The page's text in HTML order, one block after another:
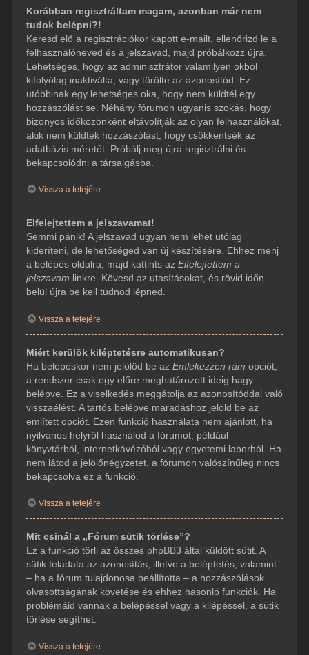
Korábban regisztráltam magam, azonban már nem
tudok belépni?!
Keresd elő a regisztrációkor kapott e-mailt, ellenőrizd le a
felhasználóneved és a jelszavad, majd próbálkozz újra.
Lehetséges, hogy az adminisztrátor valamilyen okból
kifolyólag inaktiválta, vagy törölte az azonosítód. Ez
utóbbinak egy lehetséges oka, hogy nem küldtél egy
hozzászólást se. Néhány fórumon ugyanis szokás, hogy
bizonyos időközönként eltávolítják az olyan felhasználókat,
akik nem küldtek hozzászólást, hogy csökkentsék az
adatbázis méretét. Próbálj meg újra regisztrálni és
bekapcsolódni a társalgásba.
Vissza a tetejére
Elfelejtettem a jelszavamat!
Semmi pánik! A jelszavad ugyan nem lehet utólag
kideríteni, de lehetőséged van új készítésére. Ehhez menj
a belépés oldalra, majd kattints az Elfelejtettem a
jelszavam linkre. Kövesd az utasításokat, és rövid időn
belül újra be kell tudnod lépned.
Vissza a tetejére
Miért kerülök kiléptetésre automatikusan?
Ha belépéskor nem jelölöd be az Emlékezzen rám opciót,
a rendszer csak egy előre meghatározott ideig hagy
belépve. Ez a viselkedés meggátolja az azonosítóddal való
visszaélést. A tartós belépve maradáshoz jelöld be az
említett opciót. Ezen funkció használata nem ajánlott, ha
nyilvános helyről használod a fórumot, például
könyvtárból, internetkávézóból vagy egyetemi laborból. Ha
nem látod a jelölőnégyzetet, a fórumon valószínűleg nincs
bekapcsolva ez a funkció.
Vissza a tetejére
Mit csinál a „Fórum sütik törlése”?
Ez a funkció törli az összes phpBB3 által küldött sütit. A
sütik feladata az azonosítás, illetve a beléptetés, valamint
– ha a fórum tulajdonosa beállította – a hozzászólások
olvasottságának követése és ehhez hasonló funkciók. Ha
problémáid vannak a belépéssel vagy a kilépéssel, a sütik
törlése segíthet.
Vissza a tetejére